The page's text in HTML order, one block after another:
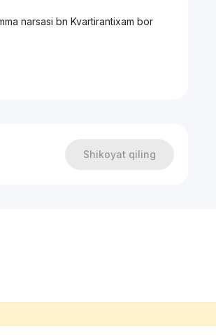
narsasi bn Kvartirantixam bor
Shikoyat qiling